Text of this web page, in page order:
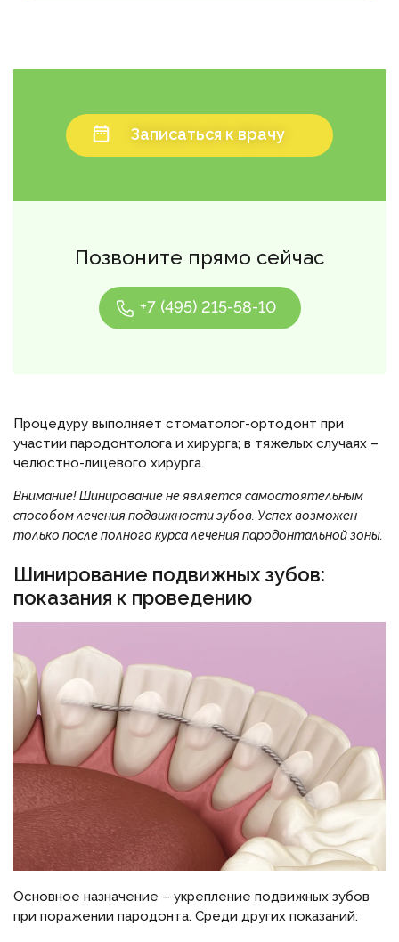
Позвоните прямо сейчас
+7 (495) 215-58-10
Записаться к врачу
Процедуру выполняет стоматолог-ортодонт при
участии пародонтолога и хирурга; в тяжелых случаях –
челюстно-лицевого хирурга.
Внимание!Шинирование не является самостоятельным
способом лечения подвижности зубов. Успех возможен
только после полного курса лечения пародонтальной зоны.
Шинирование подвижных зубов:
показания к проведению
Основное назначение – укрепление подвижных зубов
при поражении пародонта. Среди других показаний: